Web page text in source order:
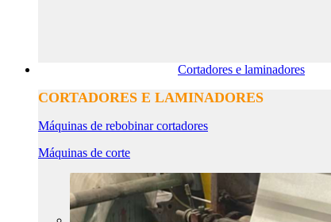
Cortadores e laminadores
CORTADORES E LAMINADORES
Máquinas de rebobinar cortadores
Máquinas de corte